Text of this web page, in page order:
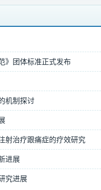
》团体标准正式发布
机制探讨
射治疗跟痛症的疗效研究
进展
究进展